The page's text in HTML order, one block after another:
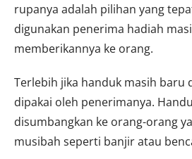
rupanya adalah pilihan yang
digunakan penerima hadiah
memberikannya ke orang.
Terlebih jika handuk masih baru
dipakai oleh penerimanya.
disumbangkan ke orang-orang
musibah seperti banjir atau